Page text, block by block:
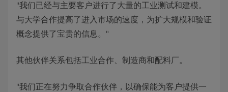
"我们已经与主要客户进行了大量的工业测试和建模。
与大学合作提高了进入市场的速度，为扩大规模和验证
概念提供了宝贵的信息。"
其他伙伴关系包括工业合作、制造商和配料厂。
"我们正在努力争取合作伙伴，以确保能为客户提供一